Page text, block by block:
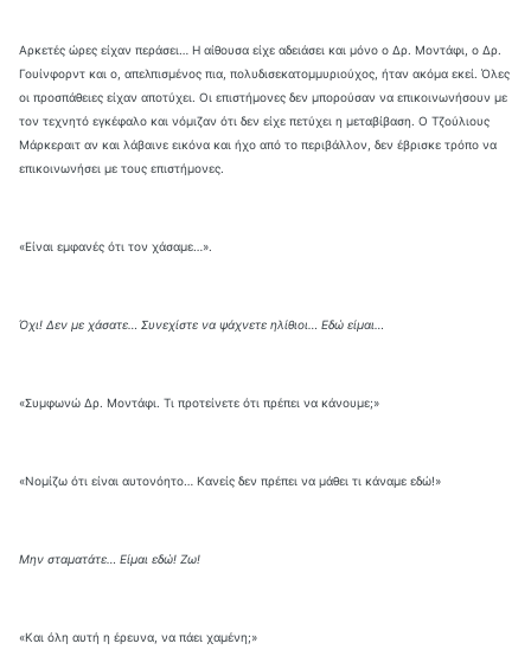
Αρκετές ώρες είχαν περάσει… Η αίθουσα είχε αδειάσει και μόνο ο Δρ. Μοντάφι, ο Δρ.
Γουίνφορντ και ο, απελπισμένος πια, πολυδισεκατομμυριούχος, ήταν ακόμα εκεί. Όλες
οι προσπάθειες είχαν αποτύχει. Οι επιστήμονες δεν μπορούσαν να επικοινωνήσουν με
τον τεχνητό εγκέφαλο και νόμιζαν ότι δεν είχε πετύχει η μεταβίβαση. Ο Τζούλιους
Μάρκεραιτ αν και λάβαινε εικόνα και ήχο από το περιβάλλον, δεν έβρισκε τρόπο να
επικοινωνήσει με τους επιστήμονες.
«Είναι εμφανές ότι τον χάσαμε…».
Όχι! Δεν με χάσατε… Συνεχίστε να ψάχνετε ηλίθιοι… Εδώ είμαι…
«Συμφωνώ Δρ. Μοντάφι. Τι προτείνετε ότι πρέπει να κάνουμε;»
«Νομίζω ότι είναι αυτονόητο… Κανείς δεν πρέπει να μάθει τι κάναμε εδώ!»
Μην σταματάτε… Είμαι εδώ! Ζω!
«Και όλη αυτή η έρευνα, να πάει χαμένη;»